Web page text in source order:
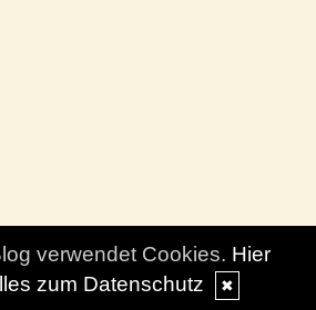
verwendet Cookies. Hier
zum Datenschutz
✖